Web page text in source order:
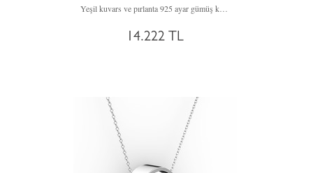
Yeşil kuvars ve pırlanta 925 ayar gümüş kolye (0.1056 karat, 40 cm gümüş rolo zincir)
14.222 TL